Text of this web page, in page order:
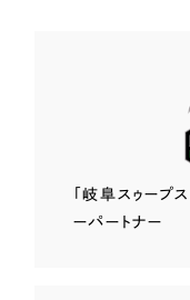
「岐阜スゥープス
ーパートナー